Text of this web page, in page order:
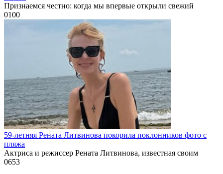
Признаемся честно: когда мы впервые открыли свежий
0100
59-летняя Рената Литвинова покорила поклонников фото с
пляжа
Актриса и режиссер Рената Литвинова, известная своим
0653